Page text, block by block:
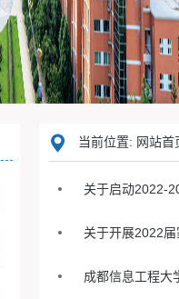
当前位置: 网站
关于启动2022-
关于开展2022
成都信息工程大